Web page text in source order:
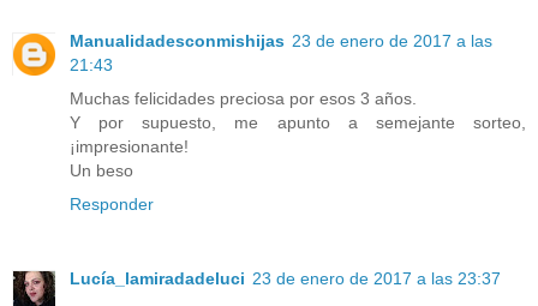
Manualidadesconmishijas 23 de enero de 2017 a las
21:43
Muchas felicidades preciosa por esos 3 años.
Y por supuesto, me apunto a semejante sorteo,
¡impresionante!
Un beso
Responder
Lucía_lamiradadeluci 23 de enero de 2017 a las 23:37